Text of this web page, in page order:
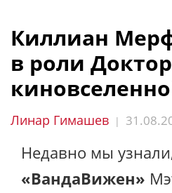
Киллиан
в роли
Линар Гимашев |
Недавно мы
«ВандаВижен»